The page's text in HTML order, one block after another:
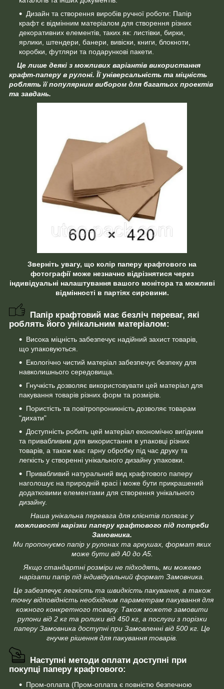
Дизайн та створення виробів ручної роботи: Папір
крафт є відмінним матеріалом для створення різних
декоративних елементів, таких як: листівки, бирки,
ярлики, штендери, банери, вивіски, книги, блокноти,
коробки, футляри та подарункові пакети.
Це лише деякі з можливих варіантів використання
крафт-паперу в рулоні. Її універсальність та міцність
роблять її популярним вибором для багатьох проектів
та завдань.
Зверніть увагу, що колір паперу крафтового на
фотографії може незначно відрізнятися через
індивідуальні налаштування вашого монітора та можливі
відмінності в партіях сировини.
Папір крафтовий має безліч переваг, які
роблять його унікальним матеріалом:
Висока міцність забезпечує надійний захист товарів,
що упаковуються.
Екологічно чистий матеріал забезпечує безпеку для
навколишнього середовища.
Гнучкість дозволяє використовувати цей матеріал для
пакування товарів різних форм та розмірів.
Пористість та повітропроникність дозволяє товарам
"дихати"
Доступність робить цей матеріал економічно вигідним
та привабливим для використання в упаковці різних
товарів, а також має гарну обробку під час друку та
легкість у створенні унікального дизайну упаковки.
Привабливий натуральний вид крафтового паперу
наголошує на природній красі і може бути прикрашений
додатковими елементами для створення унікального
дизайну.
Наша унікальна перевага для клієнтів полягає у
можливості нарізки паперу крафтового під потреби
Замовника.
Ми пропонуємо папір у рулонах та аркушах, формат яких
може бути від А0 до А5.
Якщо стандартні розміри не підходять, ми можемо
нарізати папір під індивідуальний формат Замовника.
Це забезпечує легкість та швидкість пакування, а також
точну відповідність необхідним параметрам пакування для
кожного конкретного товару. Також можете замовити
рулони від 2 кг та ролики від 450 кг, а послуги з порізки
паперу Замовника доступні при Замовленні від 500 кг. Це
гнучке рішення для пакування товарів.
Наступні методи оплати доступні при
покупці паперу крафтового:
Пром-оплата (Пром-оплата є повністю безпечною